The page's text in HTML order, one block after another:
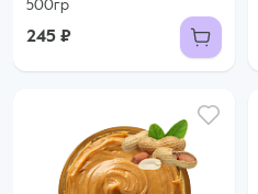
500гр
245 ₽